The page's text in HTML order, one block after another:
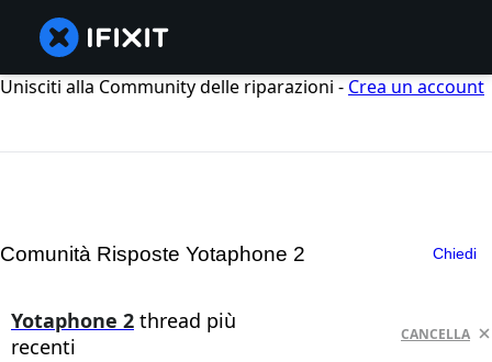
Unisciti alla Community delle riparazioni - Crea un account
Comunità Risposte Yotaphone 2 Chiedi
Yotaphone 2 thread più
recenti
CANCELLA